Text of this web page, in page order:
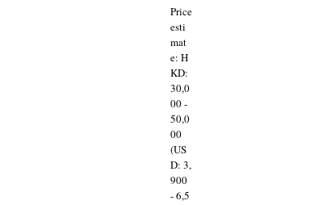
Price
esti
mat
e: H
KD:
30,0
00 -
50,0
00
(US
D: 3,
900
- 6,5